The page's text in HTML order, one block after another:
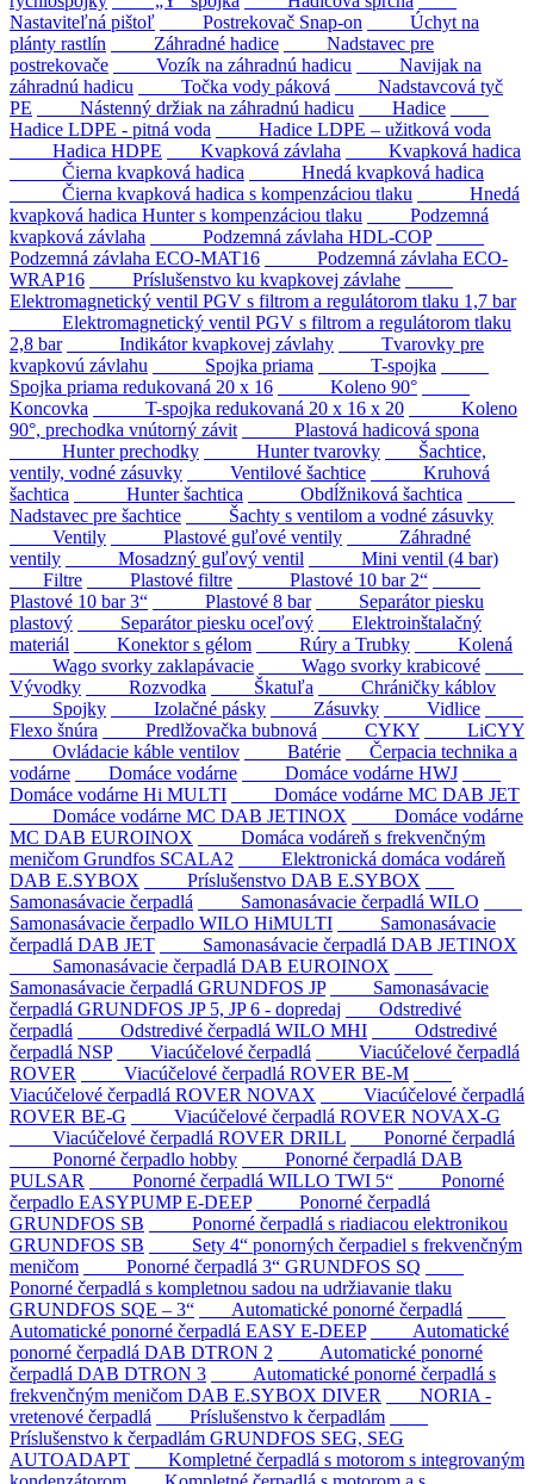
Nastaviteľná pištoľ
Postrekovač Snap-on
Úchyt na
plánty rastlín
Záhradné hadice
Nadstavec pre
postrekovače
Vozík na záhradnú hadicu
Navijak na
záhradnú hadicu
Točka vody páková
Nadstavcová tyč
PE
Nástenný držiak na záhradnú hadicu
Hadice
Hadice LDPE - pitná voda
Hadice LDPE – užitková voda
Hadica HDPE
Kvapková závlaha
Kvapková hadica
Čierna kvapková hadica
Hnedá kvapková hadica
Čierna kvapková hadica s kompenzáciou tlaku
Hnedá
kvapková hadica Hunter s kompenzáciou tlaku
Podzemná
kvapková závlaha
Podzemná závlaha HDL-COP
Podzemná závlaha ECO-MAT16
Podzemná závlaha ECO-
WRAP16
Príslušenstvo ku kvapkovej závlahe
Elektromagnetický ventil PGV s filtrom a regulátorom tlaku 1,7 bar
Elektromagnetický ventil PGV s filtrom a regulátorom tlaku
2,8 bar
Indikátor kvapkovej závlahy
Tvarovky pre
kvapkovú závlahu
Spojka priama
T-spojka
Spojka priama redukovaná 20 x 16
Koleno 90°
Koncovka
T-spojka redukovaná 20 x 16 x 20
Koleno
90°, prechodka vnútorný závit
Plastová hadicová spona
Hunter prechodky
Hunter tvarovky
Šachtice,
ventily, vodné zásuvky
Ventilové šachtice
Kruhová
šachtica
Hunter šachtica
Obdĺžniková šachtica
Nadstavec pre šachtice
Šachty s ventilom a vodné zásuvky
Ventily
Plastové guľové ventily
Záhradné
ventily
Mosadzný guľový ventil
Mini ventil (4 bar)
Filtre
Plastové filtre
Plastové 10 bar 2“
Plastové 10 bar 3“
Plastové 8 bar
Separátor piesku
plastový
Separátor piesku oceľový
Elektroinštalačný
materiál
Konektor s gélom Rúry a Trubky
Kolená
Wago svorky zaklapávacie
Wago svorky krabicové
Vývodky
Rozvodka Škatuľa
Chráničky káblov
Spojky
Izolačné pásky Zásuvky
Vidlice
Flexo šnúra
Predlžovačka bubnová CYKY
LiCYY
Ovládacie káble ventilov
Batérie
Čerpacia technika a
vodárne
Domáce vodárne
Domáce vodárne HWJ
Domáce vodárne Hi MULTI
Domáce vodárne MC DAB JET
Domáce vodárne MC DAB JETINOX
Domáce vodárne
MC DAB EUROINOX
Domáca vodáreň s frekvenčným
meničom Grundfos SCALA2
Elektronická domáca vodáreň
DAB E.SYBOX
Príslušenstvo DAB E.SYBOX
Samonasávacie čerpadlá
Samonasávacie čerpadlá WILO
Samonasávacie čerpadlo WILO HiMULTI
Samonasávacie
čerpadlá DAB JET
Samonasávacie čerpadlá DAB JETINOX
Samonasávacie čerpadlá DAB EUROINOX
Samonasávacie čerpadlá GRUNDFOS JP
Samonasávacie
čerpadlá GRUNDFOS JP 5, JP 6 - dopredaj
Odstredivé
čerpadlá
Odstredivé čerpadlá WILO MHI
Odstredivé
čerpadlá NSP
Viacúčelové čerpadlá
Viacúčelové čerpadlá
ROVER
Viacúčelové čerpadlá ROVER BE-M
Viacúčelové čerpadlá ROVER NOVAX
Viacúčelové čerpadlá
ROVER BE-G
Viacúčelové čerpadlá ROVER NOVAX-G
Viacúčelové čerpadlá ROVER DRILL
Ponorné čerpadlá
Ponorné čerpadlo hobby
Ponorné čerpadlá DAB
PULSAR
Ponorné čerpadlá WILLO TWI 5“
Ponorné
čerpadlo EASYPUMP E-DEEP
Ponorné čerpadlá
GRUNDFOS SB
Ponorné čerpadlá s riadiacou elektronikou
GRUNDFOS SB
Sety 4“ ponorných čerpadiel s frekvenčným
meničom
Ponorné čerpadlá 3“ GRUNDFOS SQ
Ponorné čerpadlá s kompletnou sadou na udržiavanie tlaku
GRUNDFOS SQE – 3“
Automatické ponorné čerpadlá
Automatické ponorné čerpadlá EASY E-DEEP
Automatické
ponorné čerpadlá DAB DTRON 2
Automatické ponorné
čerpadlá DAB DTRON 3
Automatické ponorné čerpadlá s
frekvenčným meničom DAB E.SYBOX DIVER
NORIA -
vretenové čerpadlá
Príslušenstvo k čerpadlám
Príslušenstvo k čerpadlám GRUNDFOS SEG, SEG
AUTOADAPT
Kompletné čerpadlá s motorom s integrovaným